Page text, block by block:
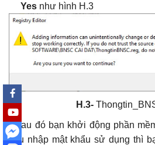
Khắc Tiệp 0981757527
Bộ Xây dựng:
Định mức Dịch vụ
xanh; Dịch vụ
4.6 Lỗi khởi tạo
Khắc Tiệp 0981757527
Yes như hình H.3
H.3-
- Sau đó bạn khởi động phần
cầu nhập mật khẩu sử dụng thì